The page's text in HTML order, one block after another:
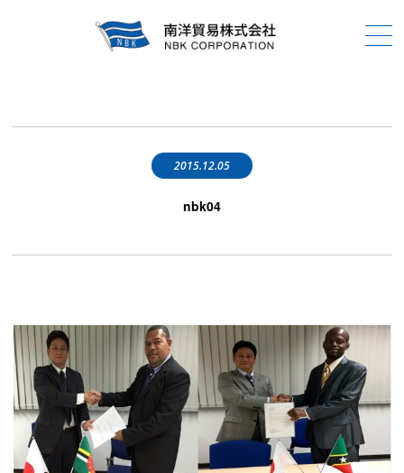
2015.12.05
nbk04